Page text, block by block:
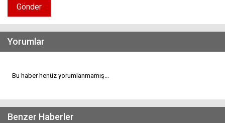
Gönder
Yorumlar
Bu haber henüz yorumlanmamış...
Benzer Haberler